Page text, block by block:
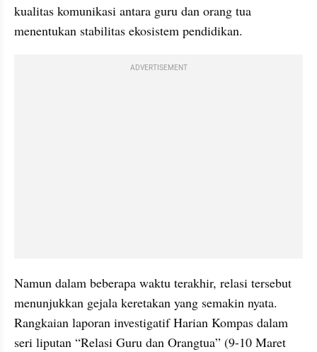
kualitas komunikasi antara guru dan orang tua
menentukan stabilitas ekosistem pendidikan.
ADVERTISEMENT
Namun dalam beberapa waktu terakhir, relasi tersebut
menunjukkan gejala keretakan yang semakin nyata.
Rangkaian laporan investigatif Harian Kompas dalam
seri liputan “Relasi Guru dan Orangtua” (9-10 Maret